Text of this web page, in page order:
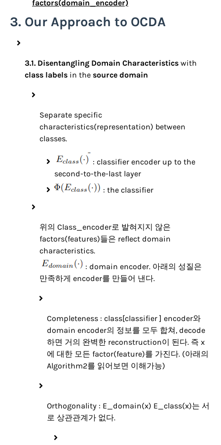
factors(domain_encoder)
3. Our Approach to OCDA
3.1. Disentangling Domain Characteristics with
class labels in the source domain
Separate specific
characteristics(representation) between
classes.
: classifier encoder up to the
second-to-the-last layer
: the classifier
위의 Class_encoder로 발혀지지 않은
factors(features)들은 reflect domain
characteristics.
: domain encoder. 아래의 성질은
만족하게 encoder를 만들어 낸다.
Completeness : class[classifier ] encoder와
domain encoder의 정보를 모두 합쳐, decode
하면 거의 완벽한 reconstruction이 된다. 즉 x
에 대한 모든 factor(feature)를 가진다. (아래의
Algorithm2를 읽어보면 이해가능)
Orthogonality : E_domain(x) E_class(x)는 서
로 상관관계가 없다.